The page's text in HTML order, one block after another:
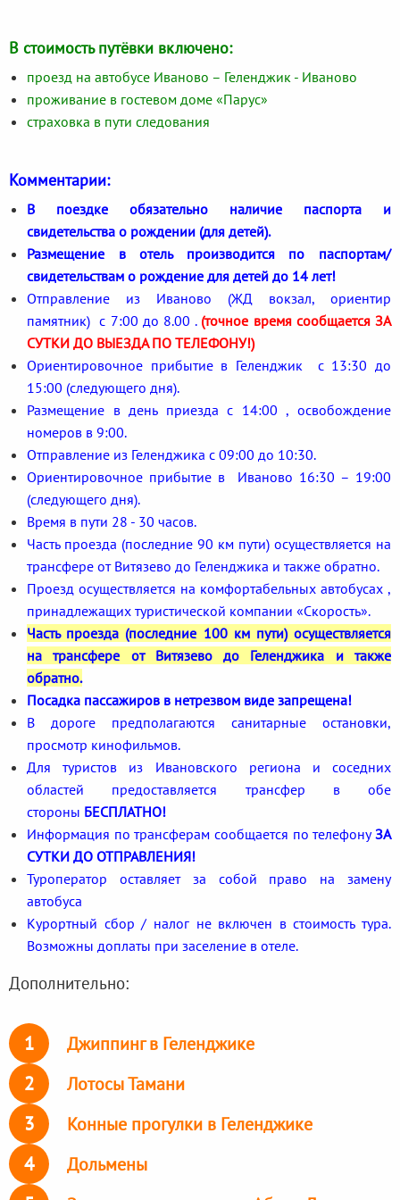
В стоимость путёвки включено:
проезд на автобусе Иваново – Геленджик - Иваново
проживание в гостевом доме «Парус»
страховка в пути следования
Комментарии:
В поездке обязательно наличие паспорта и
свидетельства о рождении (для детей).
Размещение в отель производится по паспортам/
свидетельствам о рождение для детей до 14 лет!
Отправление из Иваново (ЖД вокзал, ориентир
памятник) с 7:00 до 8.00 . (точное время сообщается ЗА
СУТКИ ДО ВЫЕЗДА ПО ТЕЛЕФОНУ!)
Ориентировочное прибытие в Геленджик с 13:30 до
15:00 (следующего дня).
Размещение в день приезда с 14:00 , освобождение
номеров в 9:00.
Отправление из Геленджика с 09:00 до 10:30.
Ориентировочное прибытие в Иваново 16:30 – 19:00
(следующего дня).
Время в пути 28 - 30 часов.
Часть проезда (последние 90 км пути) осуществляется на
трансфере от Витязево до Геленджика и также обратно.
Проезд осуществляется на комфортабельных автобусах ,
принадлежащих туристической компании «Скорость».
Часть проезда (последние 100 км пути) осуществляется
на трансфере от Витязево до Геленджика и также
обратно.
Посадка пассажиров в нетрезвом виде запрещена!
В дороге предполагаются санитарные остановки,
просмотр кинофильмов.
Для туристов из Ивановского региона и соседних
областей предоставляется трансфер в обе
стороны БЕСПЛАТНО!
Информация по трансферам сообщается по телефонуЗА
СУТКИ ДО ОТПРАВЛЕНИЯ!
Туроператор оставляет за собой право на замену
автобуса
Курортный сбор / налог не включен в стоимость тура.
Возможны доплаты при заселение в отеле.
Дополнительно:
1 Джиппинг в Геленджике
2 Лотосы Тамани
3 Конные прогулки в Геленджике
4 Дольмены